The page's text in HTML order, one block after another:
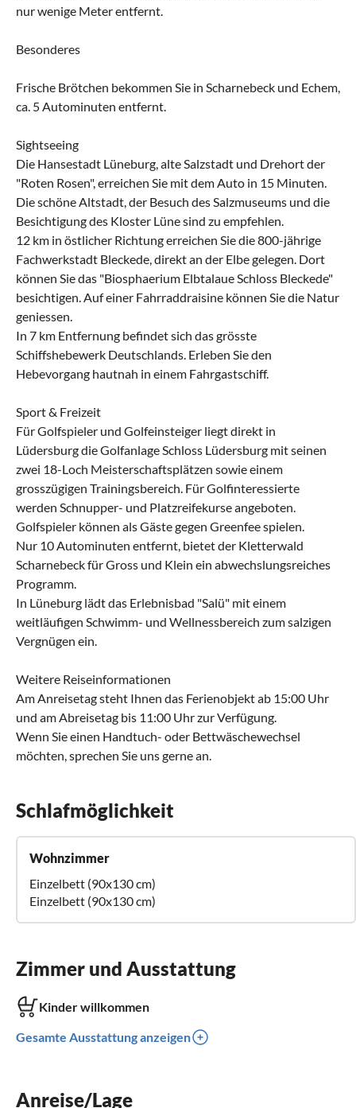
nur wenige Meter entfernt.
Besonderes
Frische Brötchen bekommen Sie in Scharnebeck und Echem,
ca. 5 Autominuten entfernt.
Sightseeing
Die Hansestadt Lüneburg, alte Salzstadt und Drehort der
"Roten Rosen", erreichen Sie mit dem Auto in 15 Minuten.
Die schöne Altstadt, der Besuch des Salzmuseums und die
Besichtigung des Kloster Lüne sind zu empfehlen.
12 km in östlicher Richtung erreichen Sie die 800-jährige
Fachwerkstadt Bleckede, direkt an der Elbe gelegen. Dort
können Sie das "Biosphaerium Elbtalaue Schloss Bleckede"
besichtigen. Auf einer Fahrraddraisine können Sie die Natur
geniessen.
In 7 km Entfernung befindet sich das grösste
Schiffshebewerk Deutschlands. Erleben Sie den
Hebevorgang hautnah in einem Fahrgastschiff.
Sport & Freizeit
Für Golfspieler und Golfeinsteiger liegt direkt in
Lüdersburg die Golfanlage Schloss Lüdersburg mit seinen
zwei 18-Loch Meisterschaftsplätzen sowie einem
grosszügigen Trainingsbereich. Für Golfinteressierte
werden Schnupper- und Platzreifekurse angeboten.
Golfspieler können als Gäste gegen Greenfee spielen.
Nur 10 Autominuten entfernt, bietet der Kletterwald
Scharnebeck für Gross und Klein ein abwechslungsreiches
Programm.
In Lüneburg lädt das Erlebnisbad "Salü" mit einem
weitläufigen Schwimm- und Wellnessbereich zum salzigen
Vergnügen ein.
Weitere Reiseinformationen
Am Anreisetag steht Ihnen das Ferienobjekt ab 15:00 Uhr
und am Abreisetag bis 11:00 Uhr zur Verfügung.
Wenn Sie einen Handtuch- oder Bettwäschewechsel
möchten, sprechen Sie uns gerne an.
Schlafmöglichkeit
Wohnzimmer
Einzelbett (90x130 cm)
Einzelbett (90x130 cm)
Zimmer und Ausstattung
Kinder willkommen
Gesamte Ausstattung anzeigen
Anreise/Lage